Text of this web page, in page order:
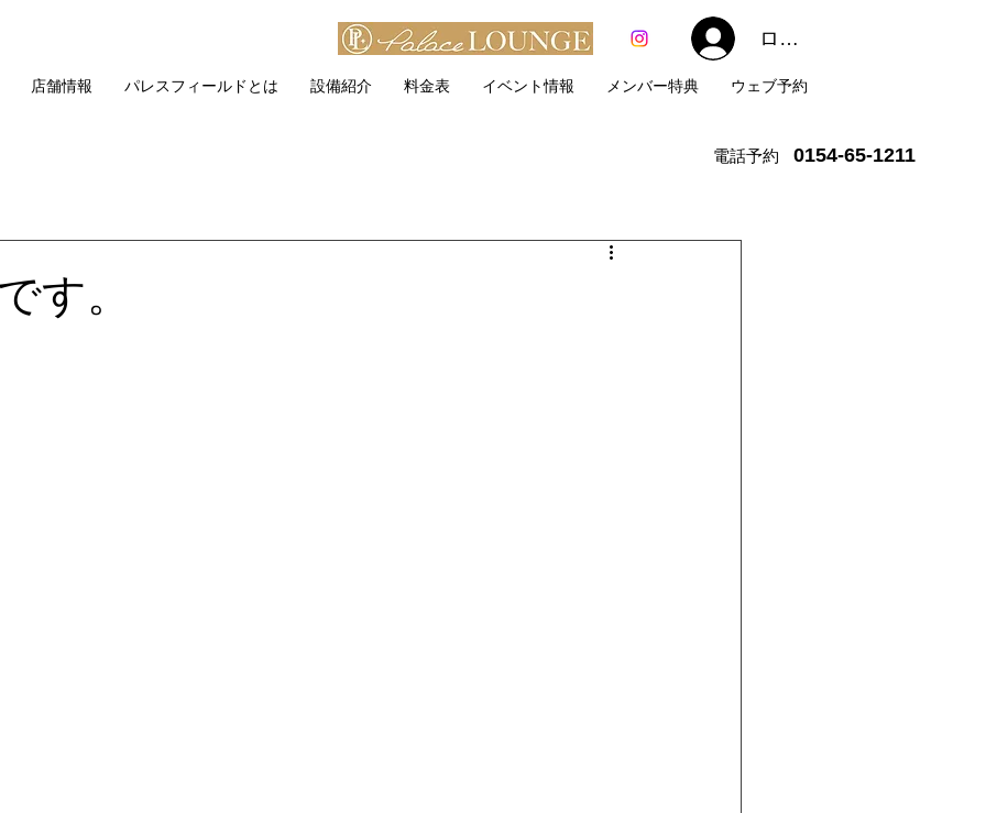
ログイン
店舗情報 パレスフィールドとは 設備紹介 料金表 イベント情報 メンバー特典 ウェブ予約
す。
電話予約 0154-65-1211